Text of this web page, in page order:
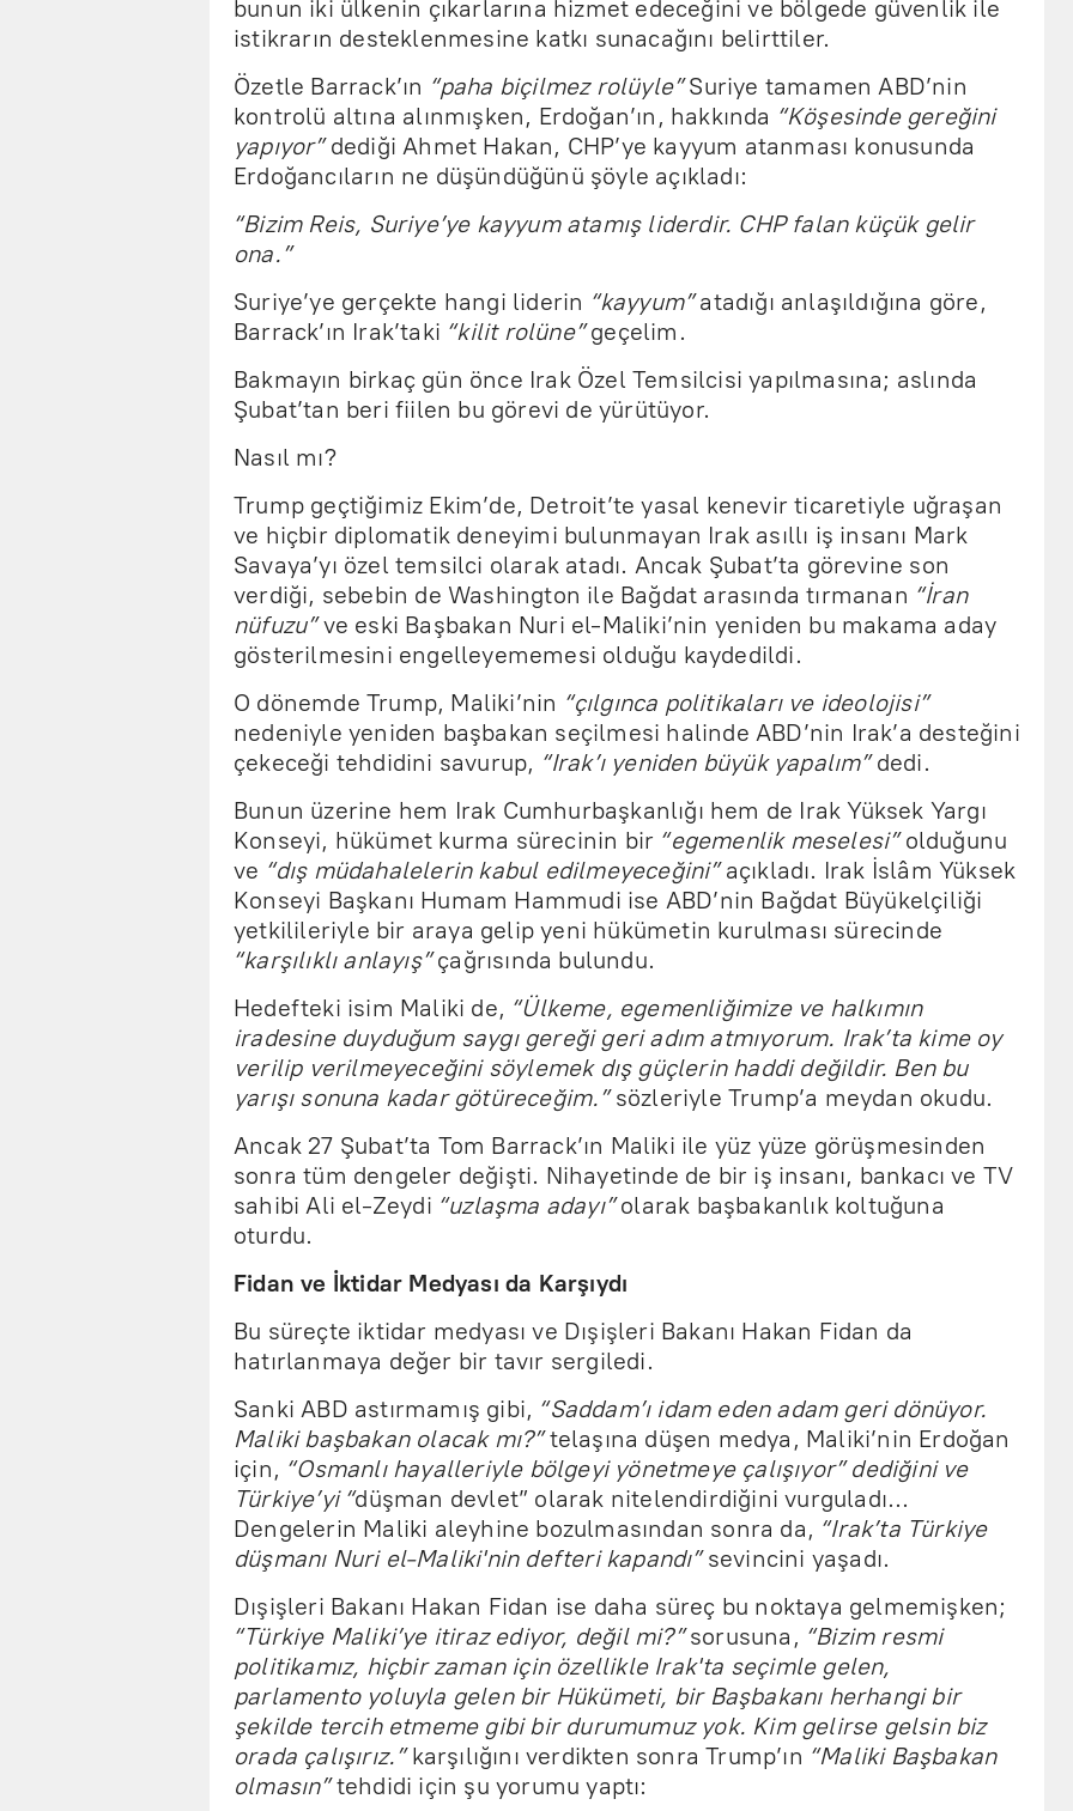
bunun iki ülkenin çıkarlarına hizmet edeceğini ve bölgede güvenlik ile
istikrarın desteklenmesine katkı sunacağını belirttiler.
Özetle Barrack’ın “paha biçilmez rolüyle”Suriye tamamen ABD’nin
kontrolü altına alınmışken, Erdoğan’ın, hakkında “Köşesinde gereğini
yapıyor”dediği Ahmet Hakan, CHP’ye kayyum atanması konusunda
Erdoğancıların ne düşündüğünü şöyle açıkladı:
“Bizim Reis, Suriye’ye kayyum atamış liderdir. CHP falan küçük gelir
ona.”
Suriye’ye gerçekte hangi liderin “kayyum”atadığı anlaşıldığına göre,
Barrack’ın Irak’taki “kilit rolüne”geçelim.
Bakmayın birkaç gün önce Irak Özel Temsilcisi yapılmasına; aslında
Şubat’tan beri fiilen bu görevi de yürütüyor.
Nasıl mı?
Trump geçtiğimiz Ekim’de, Detroit’te yasal kenevir ticaretiyle uğraşan
ve hiçbir diplomatik deneyimi bulunmayan Irak asıllı iş insanı Mark
Savaya’yı özel temsilci olarak atadı. Ancak Şubat’ta görevine son
verdiği, sebebin de Washington ile Bağdat arasında tırmanan “İran
nüfuzu”ve eski Başbakan Nuri el-Maliki’nin yeniden bu makama aday
gösterilmesini engelleyememesi olduğu kaydedildi.
O dönemde Trump, Maliki’nin “çılgınca politikaları ve ideolojisi”
nedeniyle yeniden başbakan seçilmesi halinde ABD’nin Irak’a desteğini
çekeceği tehdidini savurup, “Irak’ı yeniden büyük yapalım”dedi.
Bunun üzerine hem Irak Cumhurbaşkanlığı hem de Irak Yüksek Yargı
Konseyi, hükümet kurma sürecinin bir “egemenlik meselesi”olduğunu
ve “dış müdahalelerin kabul edilmeyeceğini”açıkladı. Irak İslâm Yüksek
Konseyi Başkanı Humam Hammudi ise ABD’nin Bağdat Büyükelçiliği
yetkilileriyle bir araya gelip yeni hükümetin kurulması sürecinde
“karşılıklı anlayış”çağrısında bulundu.
Hedefteki isim Maliki de, “Ülkeme, egemenliğimize ve halkımın
iradesine duyduğum saygı gereği geri adım atmıyorum. Irak’ta kime oy
verilip verilmeyeceğini söylemek dış güçlerin haddi değildir. Ben bu
yarışı sonuna kadar götüreceğim.”sözleriyle Trump’a meydan okudu.
Ancak 27 Şubat’ta Tom Barrack’ın Maliki ile yüz yüze görüşmesinden
sonra tüm dengeler değişti. Nihayetinde de bir iş insanı, bankacı ve TV
sahibi Ali el-Zeydi “uzlaşma adayı”olarak başbakanlık koltuğuna
oturdu.
Fidan ve İktidar Medyası da Karşıydı
Bu süreçte iktidar medyası ve Dışişleri Bakanı Hakan Fidan da
hatırlanmaya değer bir tavır sergiledi.
Sanki ABD astırmamış gibi, “Saddam’ı idam eden adam geri dönüyor.
Maliki başbakan olacak mı?”telaşına düşen medya, Maliki’nin Erdoğan
için, “Osmanlı hayalleriyle bölgeyi yönetmeye çalışıyor” dediğini ve
Türkiye’yi “düşman devlet” olarak nitelendirdiğini vurguladı...
Dengelerin Maliki aleyhine bozulmasından sonra da, “Irak’ta Türkiye
düşmanı Nuri el-Maliki'nin defteri kapandı”sevincini yaşadı.
Dışişleri Bakanı Hakan Fidan ise daha süreç bu noktaya gelmemişken;
“Türkiye Maliki’ye itiraz ediyor, değil mi?”sorusuna, “Bizim resmi
politikamız, hiçbir zaman için özellikle Irak'ta seçimle gelen,
parlamento yoluyla gelen bir Hükümeti, bir Başbakanı herhangi bir
şekilde tercih etmeme gibi bir durumumuz yok. Kim gelirse gelsin biz
orada çalışırız.”karşılığını verdikten sonra Trump’ın “Maliki Başbakan
olmasın”tehdidi için şu yorumu yaptı: